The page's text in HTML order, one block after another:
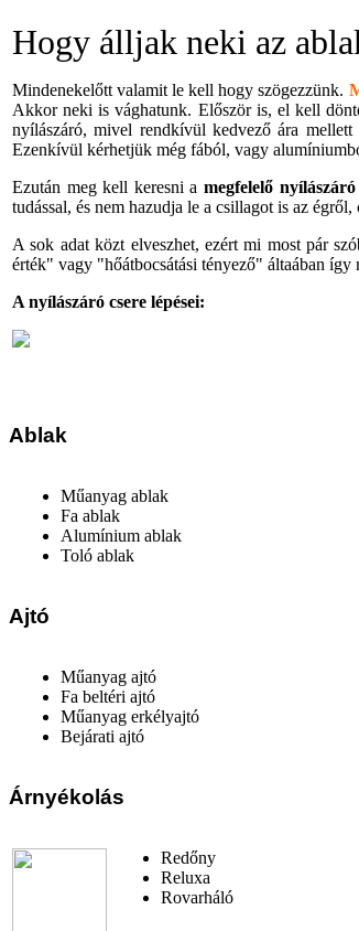
Hogy álljak neki az
Mindenekelőtt valamit le kell hogy szögezzünk.
Akkor neki is vághatunk. Először is, el kell
nyílászáró, mivel rendkívül kedvező ára
Ezenkívül kérhetjük még fából, vagy
Ezután meg kell keresni a megfelelő
tudással, és nem hazudja le a csillagot is az
A sok adat közt elveszhet, ezért mi most pár
érték" vagy "hőátbocsátási tényező" áltaában
A nyílászáró csere lépései:
Ablak
Műanyag ablak
Fa ablak
Alumínium ablak
Toló ablak
Ajtó
Műanyag ajtó
Fa beltéri ajtó
Műanyag erkélyajtó
Bejárati ajtó
Árnyékolás
Redőny
Reluxa
Rovarháló